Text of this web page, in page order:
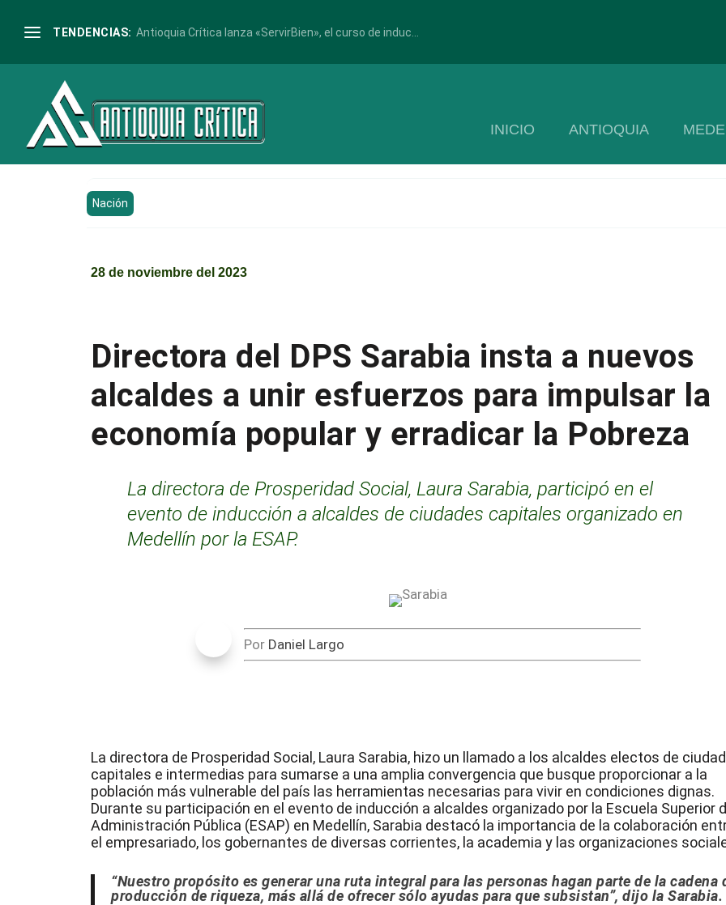
TENDENCIAS: Antioquia Crítica lanza «ServirBien», el curso de induc...
INICIO ANTIOQUIA
Nación
28 de noviembre del 2023
Directora del DPS Sarabia insta a nuevos
alcaldes a unir esfuerzos para impulsar la
economía popular y erradicar la Pobreza
La directora de Prosperidad Social, Laura Sarabia, participó en el
evento de inducción a alcaldes de ciudades capitales organizado en
Medellín por la ESAP.
Por Daniel Largo
La directora de Prosperidad Social, Laura Sarabia, hizo un llamado a los alcaldes electos de
capitales e intermedias para sumarse a una amplia convergencia que busque proporcionar a la
población más vulnerable del país las herramientas necesarias para vivir en condiciones dignas.
Durante su participación en el evento de inducción a alcaldes organizado por la Escuela Superior
Administración Pública (ESAP) en Medellín, Sarabia destacó la importancia de la colaboración
el empresariado, los gobernantes de diversas corrientes, la academia y las organizaciones
“Nuestro propósito es generar una ruta integral para las personas hagan parte de la cadena
producción de riqueza, más allá de ofrecer sólo ayudas para que subsistan”, dijo la Sarabia.